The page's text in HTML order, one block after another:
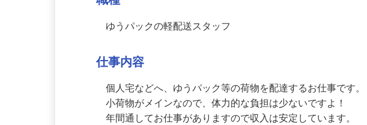
個人宅などへ、ゆうパック等の荷物を配達するお仕事です。
小荷物がメインなので、体力的な負担は少ないですよ！